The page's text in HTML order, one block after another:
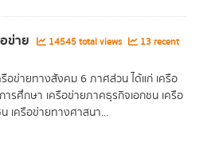
ข่าย 14545 total views
13 recent
อข่ายทางสังคม 6 ภาศส่วน ได้แก่ เครือ
รศึกษา เครือข่ายภาคธุรกิจเอกชน เครือ
เครือข่ายทางศาสนา...